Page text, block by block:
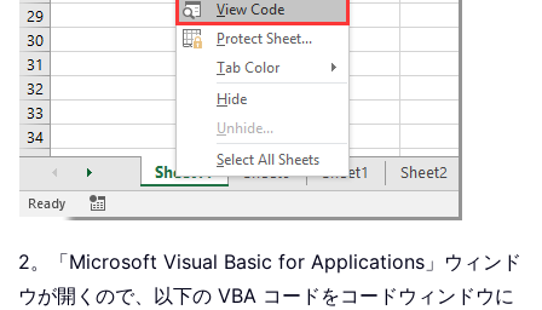
2。「Microsoft Visual Basic for Applications」ウィンド
ウが開くので、以下の VBA コードをコードウィンドウに